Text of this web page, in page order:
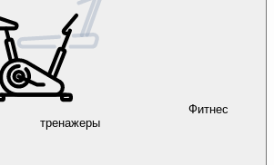
Фитнес
тренажеры